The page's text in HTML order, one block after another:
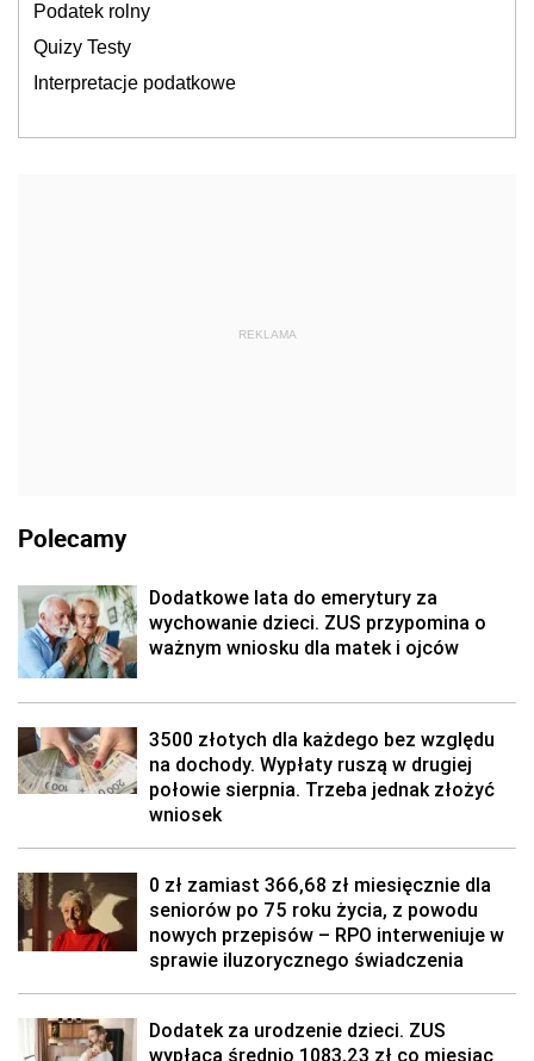
Podatek rolny
Quizy Testy
Interpretacje podatkowe
REKLAMA
Polecamy
Dodatkowe lata do emerytury za
wychowanie dzieci. ZUS przypomina o
ważnym wniosku dla matek i ojców
3500 złotych dla każdego bez względu
na dochody. Wypłaty ruszą w drugiej
połowie sierpnia. Trzeba jednak złożyć
wniosek
0 zł zamiast 366,68 zł miesięcznie dla
seniorów po 75 roku życia, z powodu
nowych przepisów – RPO interweniuje w
sprawie iluzorycznego świadczenia
Dodatek za urodzenie dzieci. ZUS
wypłaca średnio 1083,23 zł co miesiąc